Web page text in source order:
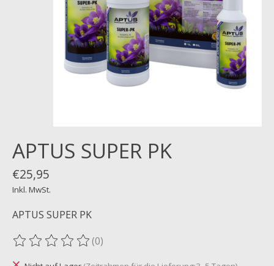
APTUS SUPER PK
€25,95
Inkl. MwSt.
APTUS SUPER PK
Die Bewertung dieses Produkts ist
(0)